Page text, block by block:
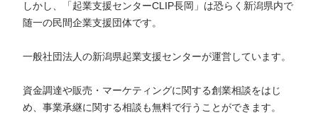
しかし、「起業支援センターCLIP長岡」は恐らく新潟県内で
随一の民間企業支援団体です。
一般社団法人の新潟県起業支援センターが運営しています。
資金調達や販売・マーケティングに関する創業相談をはじ
め、事業承継に関する相談も無料で行うことができます。